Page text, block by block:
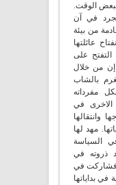
الوقت.
في آن
من بيئة
عائلتها
التفتح على
إن من خلال
بالشاب
مفرداته
في
وانتقالها
مهد لها
السياسة
ذروته في
فشاركت في
في بداياتها